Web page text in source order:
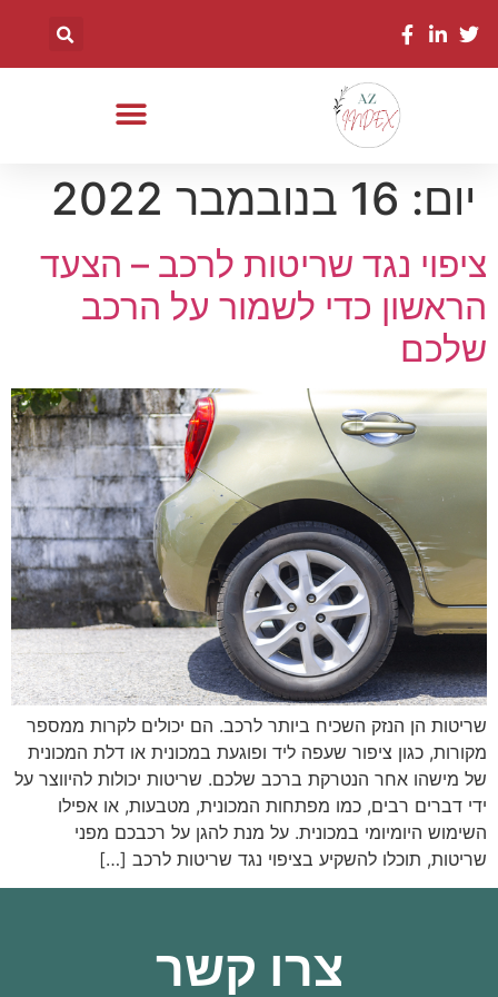
יום: 16 בנובמבר 2022
ציפוי נגד שריטות לרכב – הצעד
הראשון כדי לשמור על הרכב
שלכם
שריטות הן הנזק השכיח ביותר לרכב. הם יכולים לקרות ממספר
מקורות, כגון ציפור שעפה ליד ופוגעת במכונית או דלת המכונית
של מישהו אחר הנטרקת ברכב שלכם. שריטות יכולות להיווצר על
ידי דברים רבים, כמו מפתחות המכונית, מטבעות, או אפילו
השימוש היומיומי במכונית. על מנת להגן על רכבכם מפני
שריטות, תוכלו להשקיע בציפוי נגד שריטות לרכב […]
צרו קשר